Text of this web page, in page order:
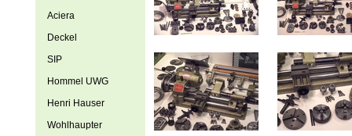
Aciera
Deckel
SIP
Hommel UWG
Henri Hauser
Wohlhaupter